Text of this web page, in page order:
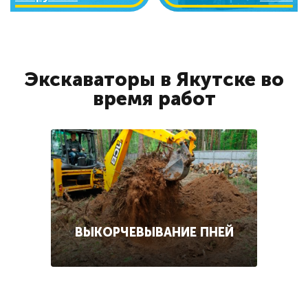
Экскаваторы в Якутске во
время работ
ВЫКОРЧЕВЫВАНИЕ ПНЕЙ